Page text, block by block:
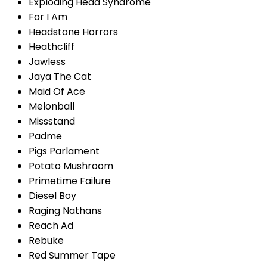
For I Am
Headstone Horrors
Heathcliff
Jawless
Jaya The Cat
Maid Of Ace
Melonball
Missstand
Padme
Pigs Parlament
Potato Mushroom
Primetime Failure
Diesel Boy
Raging Nathans
Reach Ad
Rebuke
Red Summer Tape